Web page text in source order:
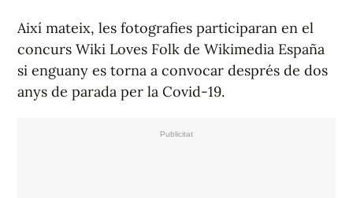
Així mateix, les fotografies participaran en el
concurs Wiki Loves Folk de Wikimedia España
si enguany es torna a convocar després de dos
anys de parada per la Covid-19.